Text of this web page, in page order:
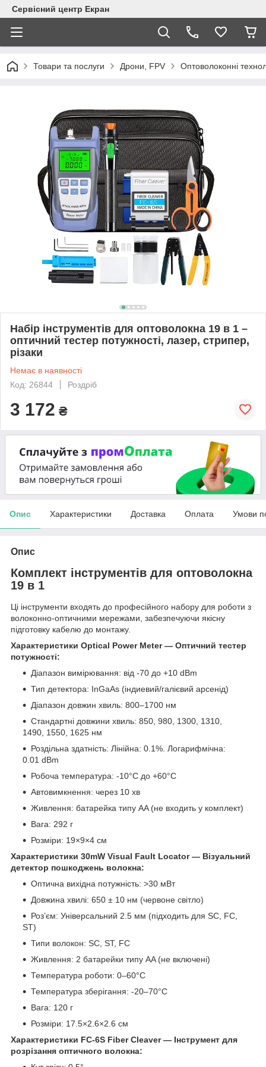
Сервісний центр Екран
Товари та послуги Дрони, FPV Оптоволоконні
Набір інструментів для оптоволокна 19 в 1 –
оптичний тестер потужності, лазер, стрипер,
різаки
Немає в наявності
Код: 26844
Роздріб
3 172 ₴
Опис Характеристики Доставка Оплата Умови
Опис
Комплект інструментів для оптоволокна
19 в 1
Ці інструменти входять до професійного набору для роботи з
волоконно-оптичними мережами, забезпечуючи якісну
підготовку кабелю до монтажу.
Характеристики Optical Power Meter — Оптичний тестер
потужності:
Діапазон вимірювання: від -70 до +10 dBm
Тип детектора: InGaAs (індиевий/галієвий арсенід)
Діапазон довжин хвиль: 800–1700 нм
Стандартні довжини хвиль: 850, 980, 1300, 1310,
1490, 1550, 1625 нм
Роздільна здатність: Лінійна: 0.1%. Логарифмічна:
0.01 dBm
Робоча температура: -10°C до +60°C
Автовимкнення: через 10 хв
Живлення: батарейка типу AA (не входить у комплект)
Вага: 292 г
Розміри: 19×9×4 см
Характеристики 30mW Visual Fault Locator — Візуальний
детектор пошкоджень волокна:
​Оптична вихідна потужність: >30 мВт
Довжина хвилі: 650 ± 10 нм (червоне світло)
​Роз’єм: Універсальний 2.5 мм (підходить для SC, FC,
ST)
​Типи волокон: SC, ST, FC
Живлення: 2 батарейки типу AA (не включені)
​Температура роботи: 0–60°C
Температура зберігання: -20–70°C
​Вага: 120 г
Розміри: 17.5×2.6×2.6 см
Характеристики FC-6S Fiber Cleaver — Інструмент для
розрізання оптичного волокна: